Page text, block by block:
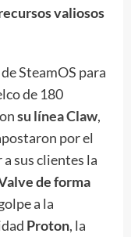
valiosos
SteamOS para
de 180
su línea Claw,
por el
sus clientes la
de forma
a la
Proton, la